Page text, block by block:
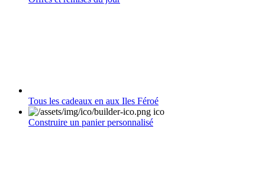
Tous les cadeaux en aux Iles Féroé
Construire un panier personnalisé